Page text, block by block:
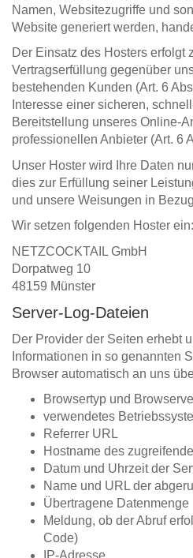
Namen, Websitezugriffe und
Website generiert werden,
Der Einsatz des Hosters erfolgt
Vertragserfüllung gegenüber
bestehenden Kunden (Art. 6
Interesse einer sicheren,
Bereitstellung unseres Online-
professionellen Anbieter (Art. 6
Unser Hoster wird Ihre Daten
dies zur Erfüllung seiner
und unsere Weisungen in
Wir setzen folgenden Hoster ein:
NETZCOCKTAIL GmbH
Dorpatweg 10
48159 Münster
Server-Log-Dateien
Der Provider der Seiten erhebt
Informationen in so genannten
Browser automatisch an uns
Browsertyp und
verwendetes
Referrer URL
Hostname des
Datum und Uhrzeit der
Name und URL der
Übertragene Datenmenge
Meldung, ob der Abruf
Code)
IP-Adresse